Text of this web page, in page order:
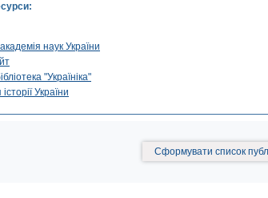
наук України
"Україніка"
України
Сформувати список